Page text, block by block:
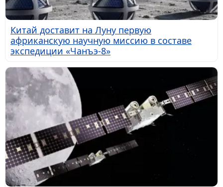
Китай доставит на Луну первую
африканскую научную миссию в составе
экспедиции «Чанъэ-8»